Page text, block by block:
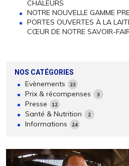
CHALEURS
NOTRE NOUVELLE GAMME
PORTES OUVERTES À LA
CŒUR DE NOTRE SAVOIR-
NOS CATÉGORIES
Evènements 23
Prix & récompenses 3
Presse 12
Santé & Nutrition 2
Informations 24